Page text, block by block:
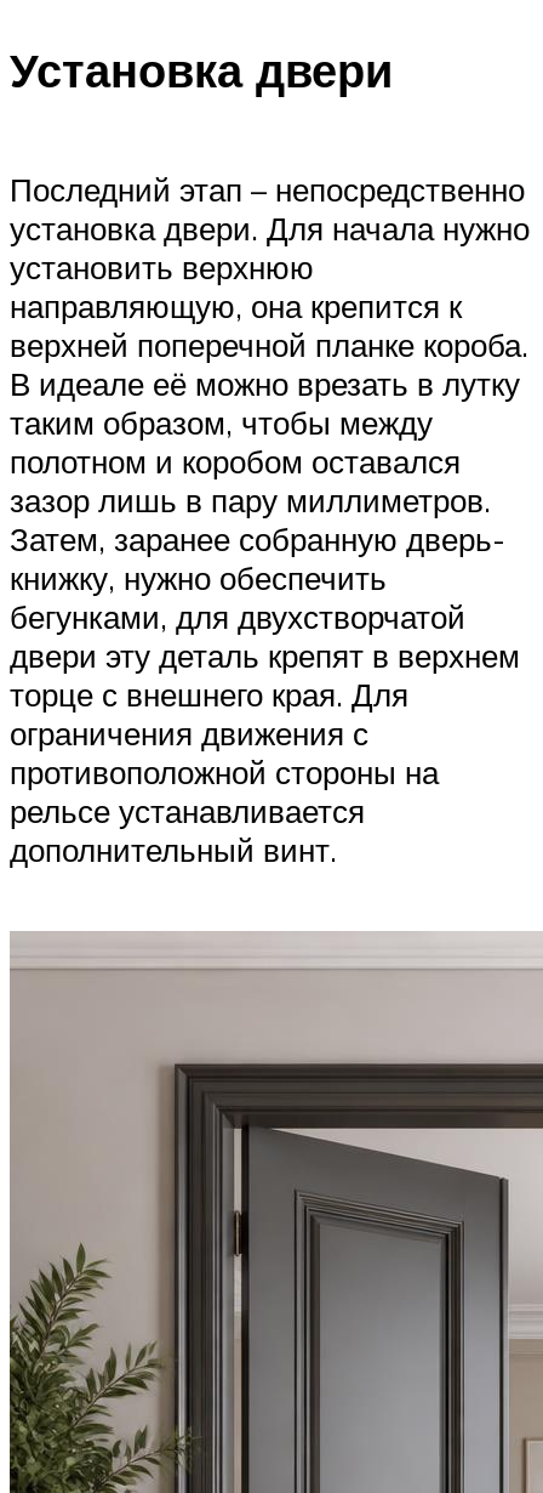
Установка двери
Последний этап – непосредственно
установка двери. Для начала нужно
установить верхнюю
направляющую, она крепится к
верхней поперечной планке короба.
В идеале её можно врезать в лутку
таким образом, чтобы между
полотном и коробом оставался
зазор лишь в пару миллиметров.
Затем, заранее собранную дверь-
книжку, нужно обеспечить
бегунками, для двухстворчатой
двери эту деталь крепят в верхнем
торце с внешнего края. Для
ограничения движения с
противоположной стороны на
рельсе устанавливается
дополнительный винт.